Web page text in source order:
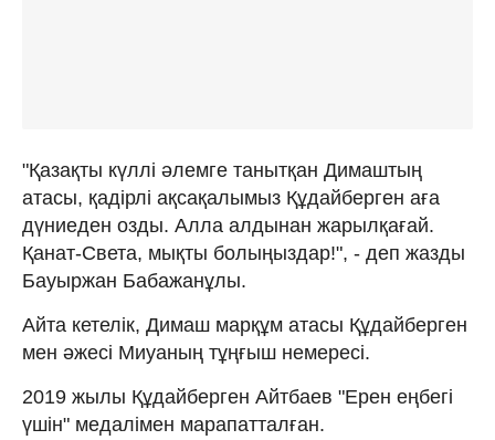
"Қазақты күллі әлемге танытқан Димаштың
атасы, қадірлі ақсақалымыз Құдайберген аға
дүниеден озды. Алла алдынан жарылқағай.
Қанат-Света, мықты болыңыздар!", - деп жазды
Бауыржан Бабажанұлы.
Айта кетелік, Димаш марқұм атасы Құдайберген
мен әжесі Миуаның тұңғыш немересі.
2019 жылы Құдайберген Айтбаев "Ерен еңбегі
үшін" медалімен марапатталған.